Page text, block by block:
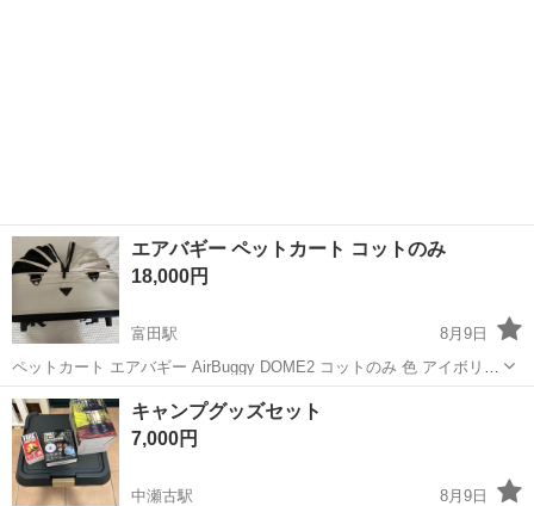
エアバギー ペットカート コットのみ
18,000円
富田駅
8月9日
ペットカート エアバギー AirBuggy DOME2 コットのみ 色 アイボリー
数回のみ使用 違うカートばかり使ってたので、こちらはほぼほぼ未使
用です カート付きで 57,200円の商品です 現状渡しでお願いいたしま
す
三重 四日市市 富田駅 その他
キャンプグッズセット
7,000円
中瀬古駅
8月9日